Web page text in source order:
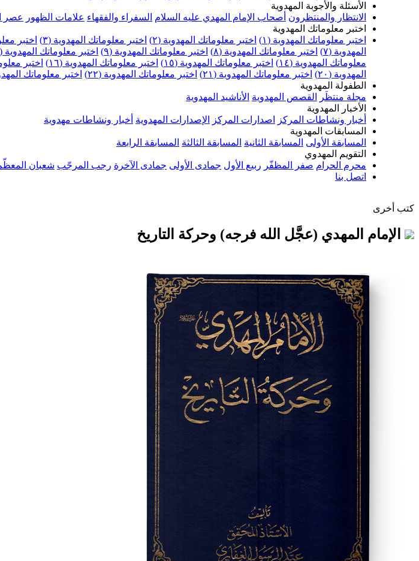
الأسئلة والأجوبة المهدوية
الانتظار والمنتظرون أصحاب الإمام المهدي عليه السلام السفراء والفقهاء علامات الظهور عصر
اختبر معلوماتك المهدوية
اختبر معلوماتك المهدوية (١)
اختبر معلوماتك المهدوية (٢) اختبر معلوماتك المهدوية (٣) اختبر
المهدوية (٧)
اختبر معلوماتك المهدوية (٨) اختبر معلوماتك المهدوية (٩) اختبر معلوماتك المهدوية (١٠)
معلوماتك المهدوية (١٤)
اختبر معلوماتك المهدوية (١٥) اختبر معلوماتك المهدوية (١٦) اختبر
المهدوية (٢٠)
اختبر معلوماتك المهدوية (٢١) اختبر معلوماتك المهدوية (٢٢) اختبر معلوماتك
الطفولة المهدوية
مجلة منتظَر
القصص المهدوية الأناشيد المهدوية
الأخبار المهدوية
أخبار ونشاطات المركز
اصدارات المركز الإصدارات المهدوية أخبار ونشاطات مهدوية
المسابقات المهدوية
المسابقة الأولى المسابقة الثانية المسابقة الثالثة المسابقة الرابعة
التقويم المهدوي
محرم الحرام صفر المظفّر ربيع الأول جمادى الأولى جمادى الآخرة رجب المرجّب شعبان
اتصل بنا
كتب أخرى
الإمام المهدي (عجَّل الله فرجه) وحركة التاريخ